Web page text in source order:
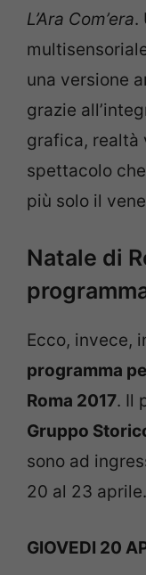
L’Ara Com’era.
una versione
grazie
grafica, realtà
spettacolo
più solo il
Natale di
Ecco, invece,
programma
Roma 2017. Il
Gruppo
sono ad
20 al 23 aprile.
GIOVEDI 20